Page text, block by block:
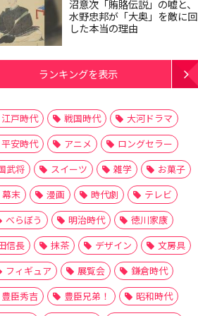
沼意次「賄賂伝説」の嘘と、
水野忠邦が「大奥」を敵に回
した本当の理由
ランキングを表示
江戸時代 戦国時代
大河ドラマ
平安時代
アニメ
ロングセラー
武将
スイーツ 雑学
お菓子
幕末
漫画 時代劇
テレビ
べらぼう
明治時代
徳川家康
信長
抹茶 デザイン
文房具
フィギュア
展覧会
鎌倉時代
豊臣秀吉
豊臣兄弟！
昭和時代